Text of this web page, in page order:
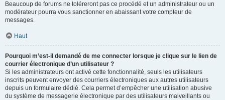
Beaucoup de forums ne toléreront pas ce procédé et un administrateur ou un
modérateur pourra vous sanctionner en abaissant votre compteur de
messages.
Haut
Pourquoi m’est-il demandé de me connecter lorsque je clique sur le lien de
courrier électronique d’un utilisateur ?
Si les administrateurs ont activé cette fonctionnalité, seuls les utilisateurs
inscrits peuvent envoyer des courriers électroniques aux autres utilisateurs
depuis un formulaire dédié. Cela permet d’empêcher une utilisation abusive
du système de messagerie électronique par des utilisateurs malveillants ou